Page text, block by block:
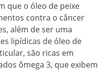
que o óleo de peixe
contra o câncer
além de ser uma
lipídicas de óleo de
são ricas em
ômega 3, que exibem